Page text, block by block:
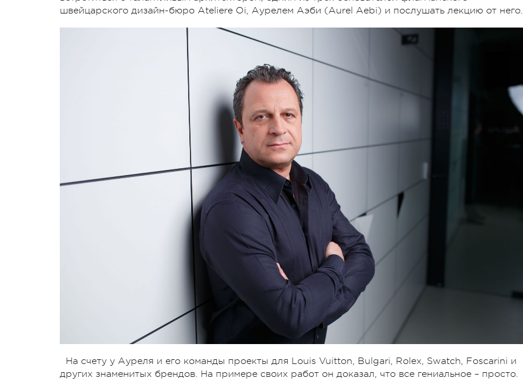
швейцарского дизайн-бюро Ateliere Oi, Аурелем Аэби (Aurel Aebi) и послушать лекцию от него.
На счету у Ауреля и его команды проекты для Louis Vuitton, Bulgari, Rolex, Swatch, Foscarini и
других знаменитых брендов. На примере своих работ он доказал, что все гениальное – просто.